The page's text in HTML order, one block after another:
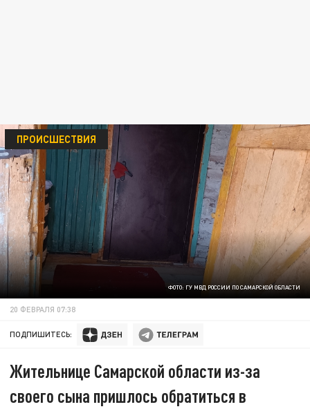
ФОТО: ГУ МВД РОССИИ ПО САМАРСКОЙ ОБЛАСТИ
ПРОИСШЕСТВИЯ
20 ФЕВРАЛЯ 07:38
ПОДПИШИТЕСЬ:
Жительнице Самарской области из-за
своего сына пришлось обратиться в